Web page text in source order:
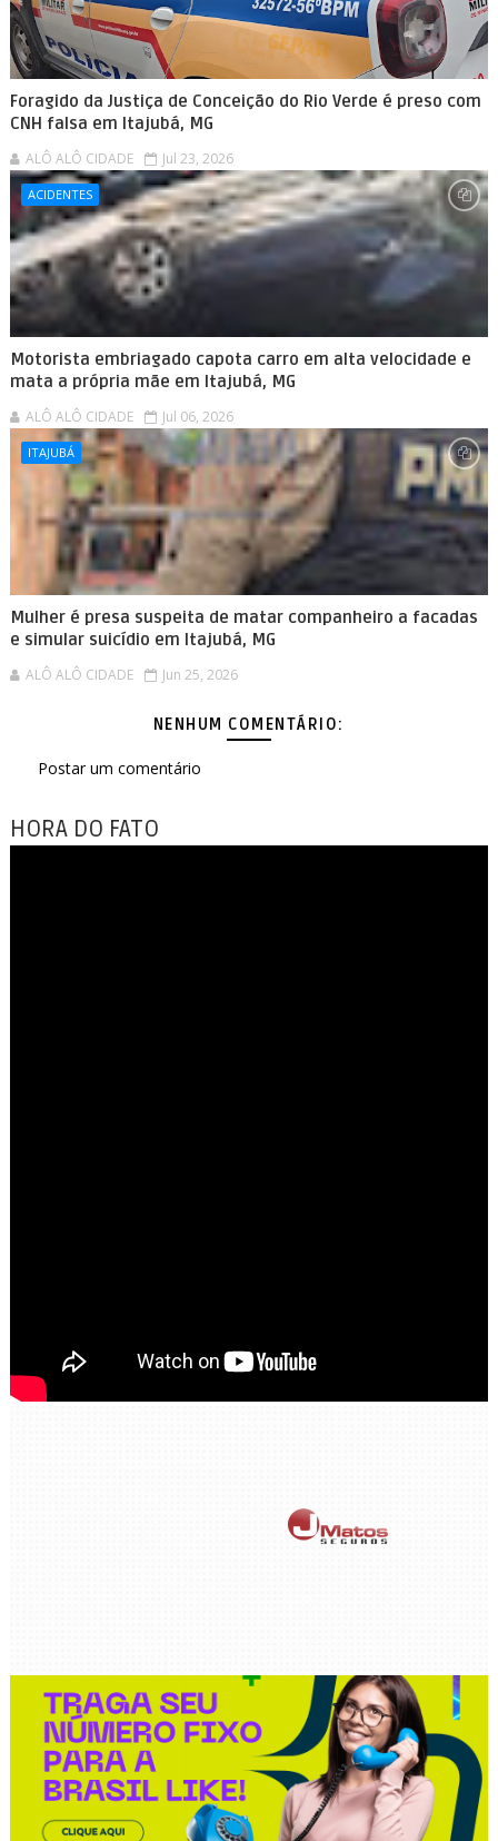
Foragido da Justiça de Conceição do Rio Verde é preso com
CNH falsa em Itajubá, MG
ALÔ ALÔ CIDADE Jul 23, 2026
ACIDENTES
Motorista embriagado capota carro em alta velocidade e
mata a própria mãe em Itajubá, MG
ALÔ ALÔ CIDADE Jul 06, 2026
ITAJUBÁ
Mulher é presa suspeita de matar companheiro a facadas
e simular suicídio em Itajubá, MG
ALÔ ALÔ CIDADE Jun 25, 2026
NENHUM COMENTÁRIO:
Postar um comentário
HORA DO FATO